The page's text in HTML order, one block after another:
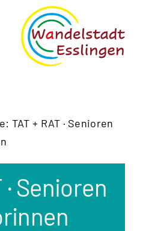
TAT + RAT · Senioren
· Senioren